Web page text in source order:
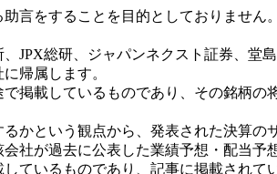
言をすることを目的としておりません。
総研、ジャパンネクスト証券、堂島
帰属します。
掲載しているものであり、その銘柄
かという観点から、発表された決算
社が過去に公表した業績予想・配当
ているものであり、記事に掲載され